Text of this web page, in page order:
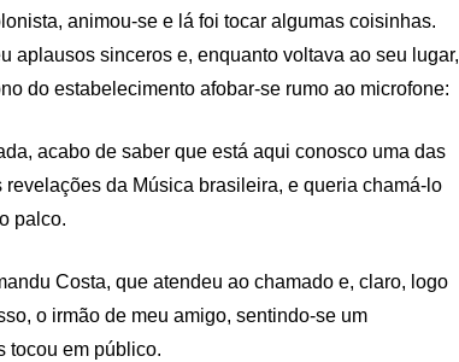
animou-se e lá foi tocar algumas coisinhas.
aplausos sinceros e, enquanto voltava ao seu lugar,
do estabelecimento afobar-se rumo ao microfone:
acabo de saber que está aqui conosco uma das
revelações da Música brasileira, e queria chamá-lo
palco.
Costa, que atendeu ao chamado e, claro, logo
o irmão de meu amigo, sentindo-se um
tocou em público.